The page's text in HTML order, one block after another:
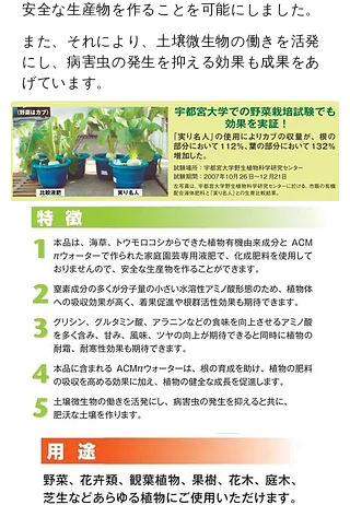
安全な生産物を作ることを可能にしました。
また、それにより、土壌微生物の働きを活発
にし、病害虫の発生を抑える効果も 成果をあ
げています。